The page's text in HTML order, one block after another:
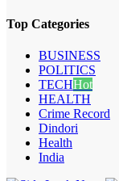
Top Categories
BUSINESS
POLITICS
TECHHot
HEALTH
Crime Record
Dindori
Health
India